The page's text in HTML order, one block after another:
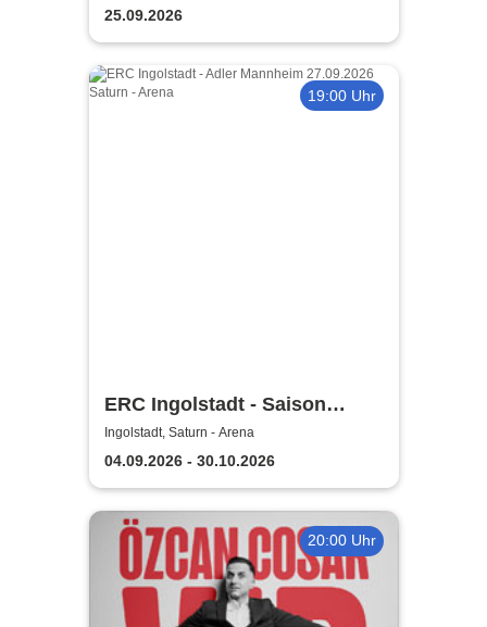
Norman Langen, Julian David
25.09.2026
19:00 Uhr
ERC Ingolstadt - Saison
2026/2027
Ingolstadt, Saturn - Arena
04.09.2026 - 30.10.2026
20:00 Uhr